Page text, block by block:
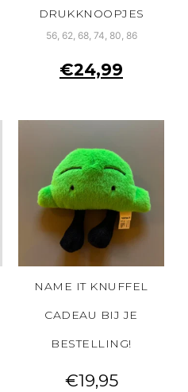
DRUKKNOOPJES
56, 62, 68, 74, 80, 86
€24,99
NAME IT KNUFFEL
CADEAU BIJ JE
BESTELLING!
€19,95